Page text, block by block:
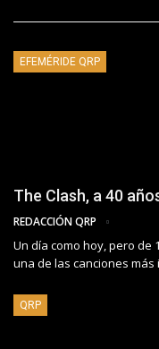
EFEMÉRIDE QRP
The Clash, a 40
REDACCIÓN QRP
Un día como hoy, pero de
una de las canciones
QRP